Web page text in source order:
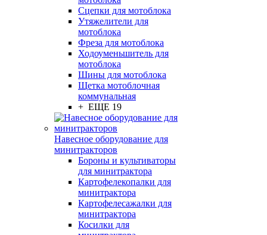
Сцепки для мотоблока
Утяжелители для
мотоблока
Фреза для мотоблока
Ходоуменьшитель для
мотоблока
Шины для мотоблока
Щетка мотоблочная
коммунальная
+ ЕЩЕ 19
Навесное оборудование для
минитракторов
Бороны и культиваторы
для минитрактора
Картофелекопалки для
минитрактора
Картофелесажалки для
минитрактора
Косилки для